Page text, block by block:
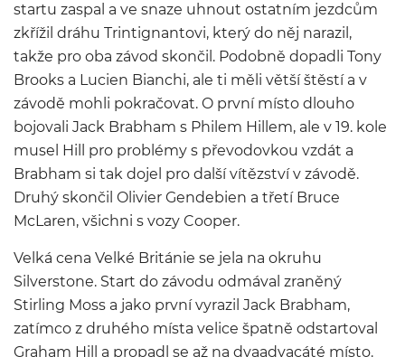
startu zaspal a ve snaze uhnout ostatním jezdcům
zkřížil dráhu Trintignantovi, který do něj narazil,
takže pro oba závod skončil. Podobně dopadli Tony
Brooks a Lucien Bianchi, ale ti měli větší štěstí a v
závodě mohli pokračovat. O první místo dlouho
bojovali Jack Brabham s Philem Hillem, ale v 19. kole
musel Hill pro problémy s převodovkou vzdát a
Brabham si tak dojel pro další vítězství v závodě.
Druhý skončil Olivier Gendebien a třetí Bruce
McLaren, všichni s vozy Cooper.
Velká cena Velké Británie se jela na okruhu
Silverstone. Start do závodu odmával zraněný
Stirling Moss a jako první vyrazil Jack Brabham,
zatímco z druhého místa velice špatně odstartoval
Graham Hill a propadl se až na dvaadvacáté místo.